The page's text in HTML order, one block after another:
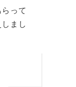
って
まし